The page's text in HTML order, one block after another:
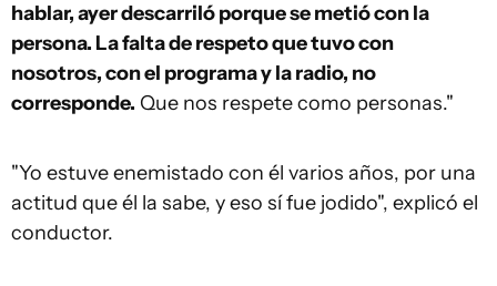
hablar, ayer descarriló porque se metió con la
persona. La falta de respeto que tuvo con
nosotros, con el programa y la radio, no
corresponde. Que nos respete como personas."
"Yo estuve enemistado con él varios años, por una
actitud que él la sabe, y eso sí fue jodido", explicó el
conductor.